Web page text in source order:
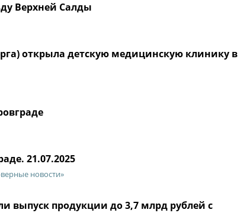
Верхней Салды
открыла детскую медицинскую клинику в
21.07.2025
новости»
выпуск продукции до 3,7 млрд рублей с